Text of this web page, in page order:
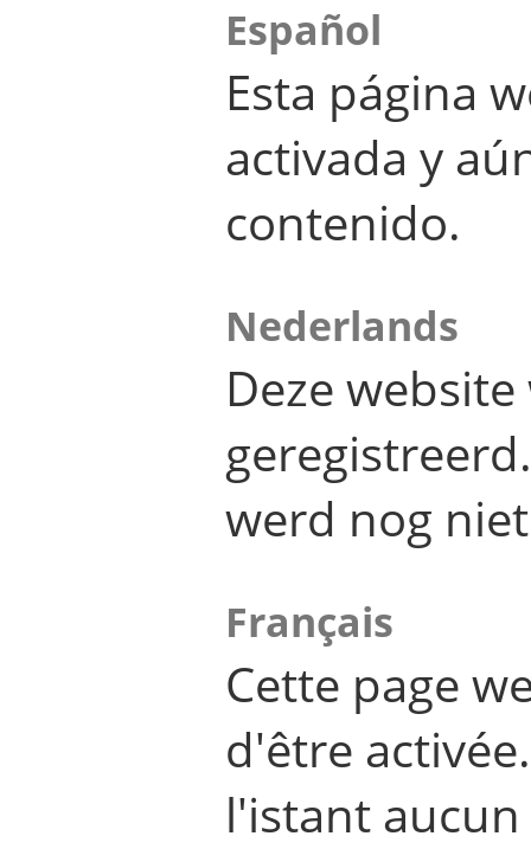
Español
Esta página
activada y
contenido.
Nederlands
Deze
werd nog
Français
Cette page
d'être
l'istant